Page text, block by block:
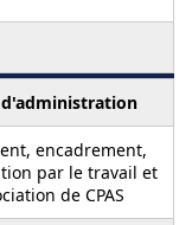
encadrement,
par le travail et
de CPAS